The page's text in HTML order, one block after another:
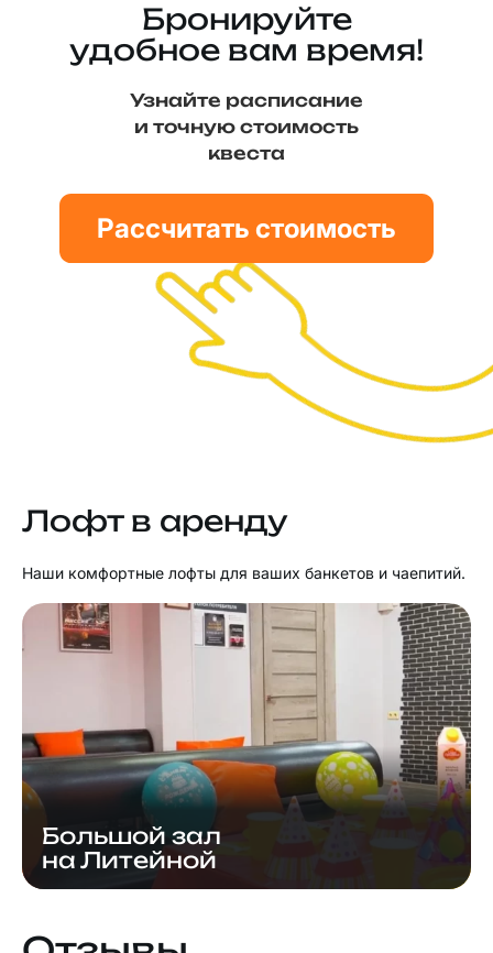
Бронируйте
удобное вам время!
Узнайте расписание
и точную стоимость
квеста
Рассчитать стоимость
Лофт в аренду
Наши комфортные лофты для ваших банкетов и чаепитий.
Большой зал
на Литейной